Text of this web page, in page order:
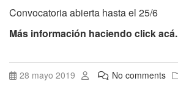
Convocatoria abierta hasta el 25/6
Más información haciendo click acá.
28 mayo 2019 No comments